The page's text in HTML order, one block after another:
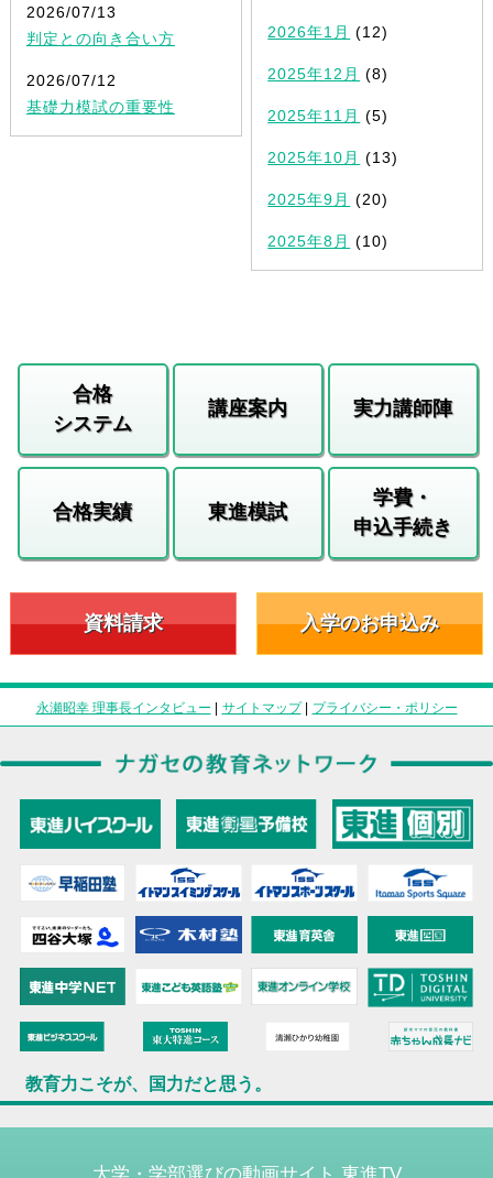
2026/07/13
判定との向き合い方
2026/07/12
基礎力模試の重要性
2026年1月 (12)
2025年12月 (8)
2025年11月 (5)
2025年10月 (13)
2025年9月 (20)
2025年8月 (10)
合格
システム
講座案内 実力講師陣
合格実績 東進模試
学費・
申込手続き
資料請求 入学のお申込み
永瀬昭幸 理事長インタビュー | サイトマップ| プライバシー・ポリシー
教育力こそが、国力だと思う。